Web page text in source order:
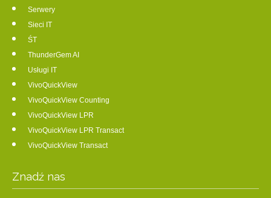
Serwery
Sieci IT
ŚT
ThunderGem AI
Usługi IT
VivoQuickView
VivoQuickView Counting
VivoQuickView LPR
VivoQuickView LPR Transact
VivoQuickView Transact
Znadź nas